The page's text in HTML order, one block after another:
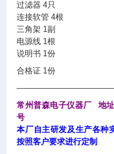
过滤器 4只
连接软管 4根
三角架 1副
电源线 1根
说明书 1份
合格证 1份
常州普森电子仪器厂 地
号
本厂自主研发及生产各种
按照客户要求进行定制